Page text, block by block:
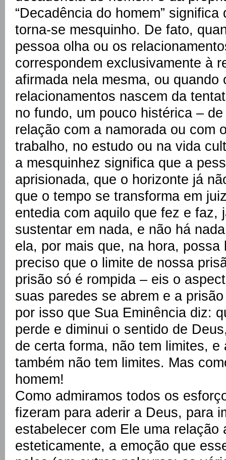
“Decadência do homem”
torna-se mesquinho. De fato,
pessoa olha ou os
correspondem exclusivamente à
afirmada nela mesma, ou quando
relacionamentos nascem da
no fundo, um pouco histérica –
relação com a namorada ou com
trabalho, no estudo ou na vida
a mesquinhez significa que a
aprisionada, que o horizonte já
que o tempo se transforma em
entedia com aquilo que fez e faz,
sustentar em nada, e não há
ela, por mais que, na hora,
preciso que o limite de nossa
prisão só é rompida – eis o
suas paredes se abrem e a
por isso que Sua Eminência diz:
perde e diminui o sentido de
de certa forma, não tem limites, e
também não tem limites. Mas
homem!
Como admiramos todos os
fizeram para aderir a Deus, para
estabelecer com Ele uma relação
esteticamente, a emoção que